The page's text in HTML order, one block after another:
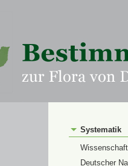
Systematik
Deutscher